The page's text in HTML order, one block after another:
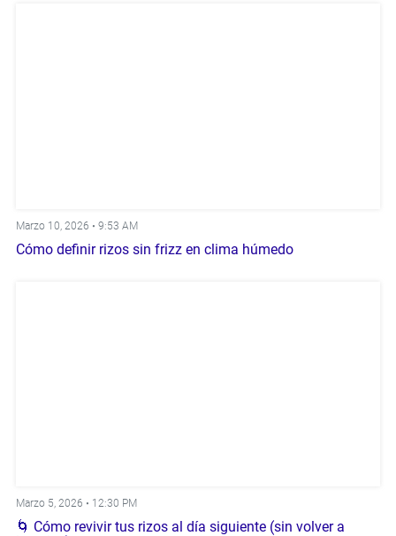
Marzo 10, 2026 • 9:53 AM
Cómo definir rizos sin frizz en clima húmedo
Marzo 5, 2026 • 12:30 PM
🌀 Cómo revivir tus rizos al día siguiente (sin volver a